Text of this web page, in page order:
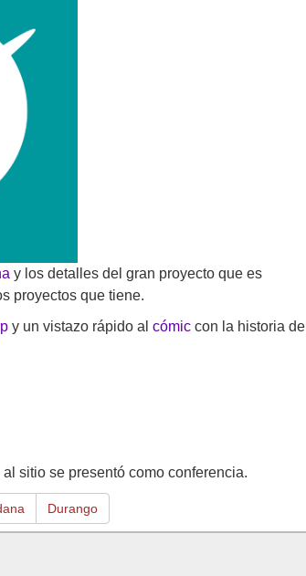
y los detalles del gran proyecto que es
proyectos que tiene.
y un vistazo rápido al cómic con la historia del
sitio se presentó como conferencia.
Durango